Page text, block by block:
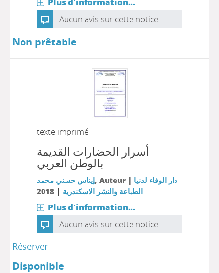
Aucun avis sur cette notice.
Non prêtable
texte imprimé
أسرار الحضارات القديمة
بالوطن العربي
إيناس حسني محمد, Auteur | دار الوفاء لدنيا
الطباعة والنشر الاسكندرية |
2018
Plus d'information...
Aucun avis sur cette notice.
Réserver
Disponible